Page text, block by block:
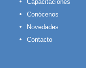
Capacitaciones
Conócenos
Novedades
Contacto